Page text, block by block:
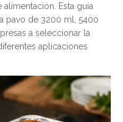
Esta guía
pavo de 3200 ml, 5400
a seleccionar la
aplicaciones